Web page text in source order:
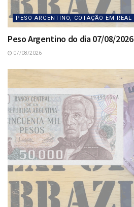
PESO ARGENTINO, COTAÇÃO EM REAL
Peso Argentino do dia 07/08/2026
07/08/2026